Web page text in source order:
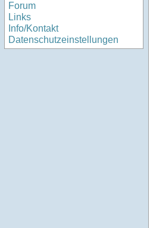
Forum
Links
Info/Kontakt
Datenschutzeinstellungen